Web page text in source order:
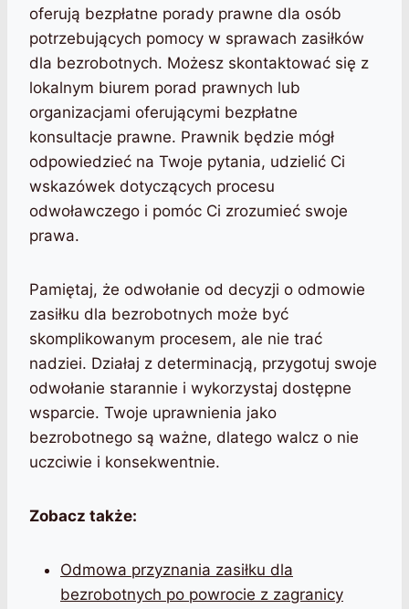
oferują bezpłatne porady prawne dla osób
potrzebujących pomocy w sprawach zasiłków
dla bezrobotnych. Możesz skontaktować się z
lokalnym biurem porad prawnych lub
organizacjami oferującymi bezpłatne
konsultacje prawne. Prawnik będzie mógł
odpowiedzieć na Twoje pytania, udzielić Ci
wskazówek dotyczących procesu
odwoławczego i pomóc Ci zrozumieć swoje
prawa.
Pamiętaj, że odwołanie od decyzji o odmowie
zasiłku dla bezrobotnych może być
skomplikowanym procesem, ale nie trać
nadziei. Działaj z determinacją, przygotuj swoje
odwołanie starannie i wykorzystaj dostępne
wsparcie. Twoje uprawnienia jako
bezrobotnego są ważne, dlatego walcz o nie
uczciwie i konsekwentnie.
Zobacz także:
Odmowa przyznania zasiłku dla
bezrobotnych po powrocie z zagranicy